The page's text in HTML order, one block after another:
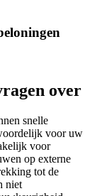
over
snelle
voor uw
voor
op externe
tot de
niet